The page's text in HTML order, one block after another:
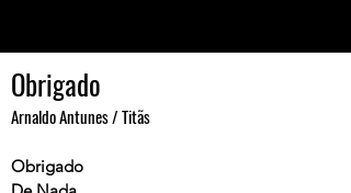
Obrigado
Arnaldo Antunes / Titãs
Obrigado